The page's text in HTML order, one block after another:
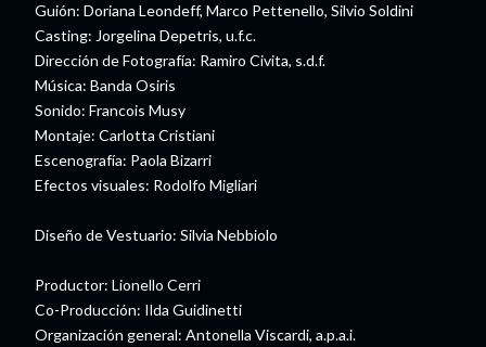
Guión: Doriana Leondeff, Marco Pettenello, Silvio Soldini
Casting: Jorgelina Depetris, u.f.c.
Dirección de Fotografía: Ramiro Civita, s.d.f.
Música: Banda Osiris
Sonido: Francois Musy
Montaje: Carlotta Cristiani
Escenografía: Paola Bizarri
Efectos visuales: Rodolfo Migliari
Diseño de Vestuario: Silvia Nebbiolo
Productor: Lionello Cerri
Co-Producción: Ilda Guidinetti
Organización general: Antonella Viscardi, a.p.a.i.